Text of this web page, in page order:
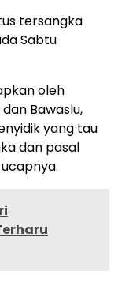
tersangka
Sabtu
oleh
Bawaslu,
yang tau
dan pasal